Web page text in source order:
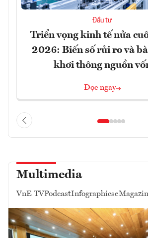
Đầu tư
Triển vọng kinh tế nửa
2026: Biến số rủi ro và
khơi thông nguồn
Đọc ngay
Multimedia
VnE TVPodcastInfographics